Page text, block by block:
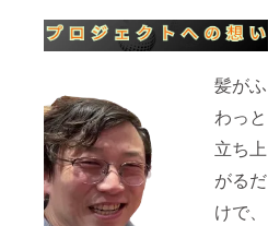
髪がふ
わっと
立ち上
がるだ
けで、